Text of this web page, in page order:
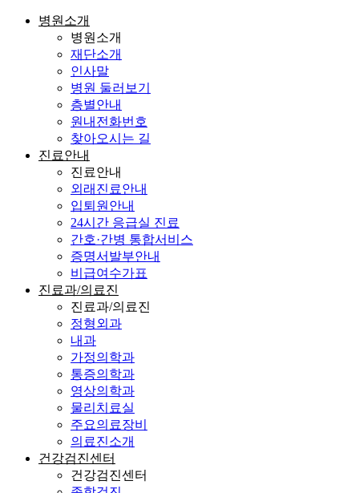
병원소개
병원소개
재단소개
인사말
병원 둘러보기
층별안내
원내전화번호
찾아오시는 길
진료안내
진료안내
외래진료안내
입퇴원안내
24시간 응급실 진료
간호·간병 통합서비스
증명서발부안내
비급여수가표
진료과/의료진
진료과/의료진
정형외과
내과
가정의학과
통증의학과
영상의학과
물리치료실
주요의료장비
의료진소개
건강검진센터
건강검진센터